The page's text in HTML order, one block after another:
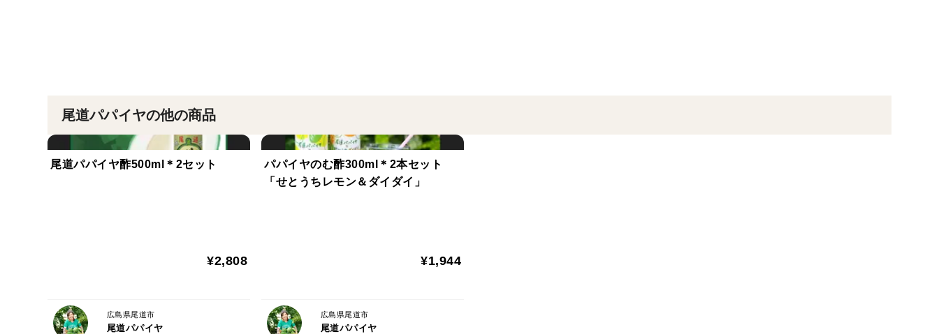
尾道パパイヤの他の商品
尾道パパイヤ酢500ml＊2セット
¥2,808
広島県尾道市
尾道パパイヤ
パパイヤのむ酢300ml＊2本セット
「せとうちレモン＆ダイダイ」
¥1,944
広島県尾道市
尾道パパイヤ